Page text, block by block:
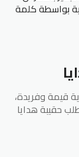
بواسطة كلمة
قيمة وفريدة،
حقيبة هدايا